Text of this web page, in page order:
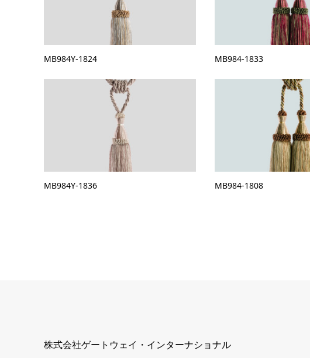
MB984Y-1824 MB984-1833
MB984Y-1836 MB984-1808
株式会社ゲートウェイ・インターナショナル